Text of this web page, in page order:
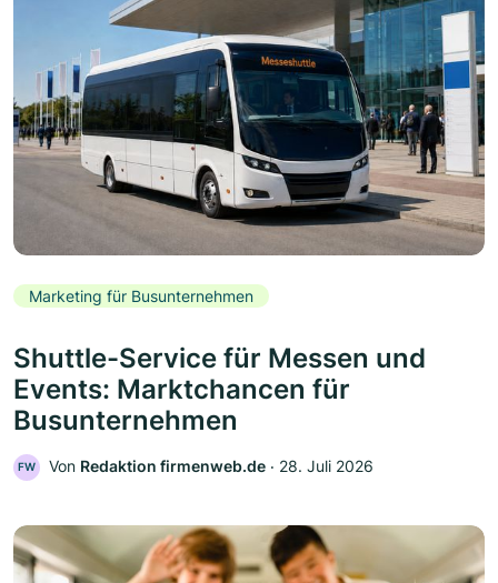
Marketing für Busunternehmen
Shuttle-Service für Messen und
Events: Marktchancen für
Busunternehmen
FW Von Redaktion firmenweb.de ‧ 28. Juli 2026